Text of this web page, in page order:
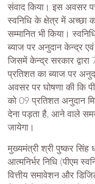
संवाद किया। इस अवसर
स्वनिधि के क्षेत्र में अच्छा
सम्मानित भी किया।
ब्याज पर अनुदान केन्द्र एवं
जिसमें केन्द्र सरकार द्वारा
प्रतिशत का ब्याज पर
अवसर पर घोषणा की कि
को 09 प्रतिशत अनुदान
देना पड़ता है, आने वाले समय
जायेगा।
मुख्यमंत्री श्री पुष्कर सिंह
आत्मनिर्भर निधि (पीएम
वित्तीय समावेशन और